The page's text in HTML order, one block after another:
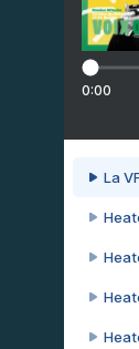
0:00
La